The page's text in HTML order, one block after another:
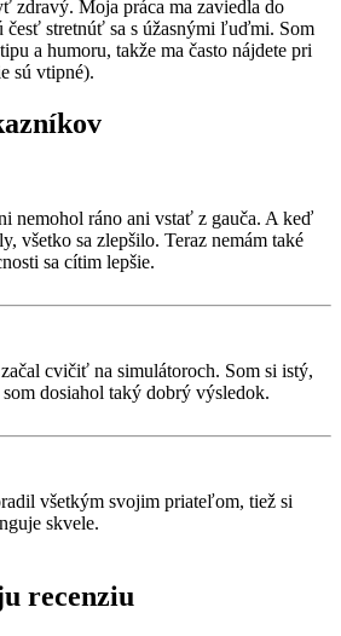
zdravý. Moja práca ma zaviedla do
česť stretnúť sa s úžasnými ľuďmi. Som
a humoru, takže ma často nájdete pri
sú vtipné).
nemohol ráno ani vstať z gauča. A keď
všetko sa zlepšilo. Teraz nemám také
sa cítim lepšie.
cvičiť na simulátoroch. Som si istý,
dosiahol taký dobrý výsledok.
všetkým svojim priateľom, tiež si
skvele.
recenziu